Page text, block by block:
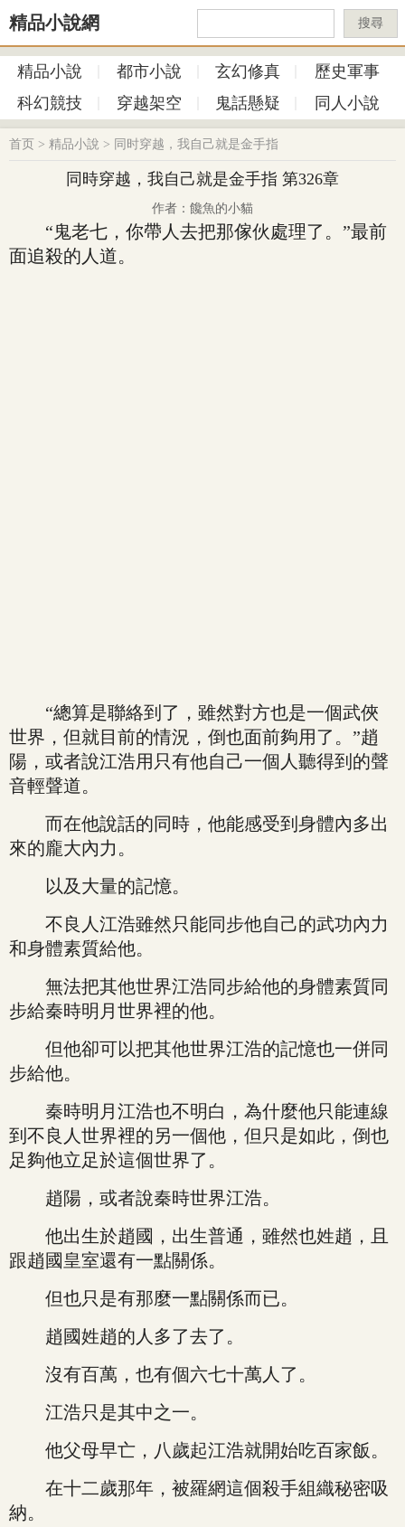
精品小說網 搜尋
精品小說 都市小說 玄幻修真
歷史軍事
科幻競技
穿越架空 鬼話懸疑 同人小說
首页 > 精品小說 > 同时穿越，我自己就是金手指
同時穿越，我自己就是金手指 第326章
作者：饞魚的小貓
“鬼老七，你帶人去把那傢伙處理了。”最前
面追殺的人道。
“總算是聯絡到了，雖然對方也是一個武俠
世界，但就目前的情況，倒也面前夠用了。”趙
陽，或者說江浩用只有他自己一個人聽得到的聲
音輕聲道。
而在他說話的同時，他能感受到身體內多出
來的龐大內力。
以及大量的記憶。
不良人江浩雖然只能同步他自己的武功內力
和身體素質給他。
無法把其他世界江浩同步給他的身體素質同
步給秦時明月世界裡的他。
但他卻可以把其他世界江浩的記憶也一併同
步給他。
秦時明月江浩也不明白，為什麼他只能連線
到不良人世界裡的另一個他，但只是如此，倒也
足夠他立足於這個世界了。
趙陽，或者說秦時世界江浩。
他出生於趙國，出生普通，雖然也姓趙，且
跟趙國皇室還有一點關係。
但也只是有那麼一點關係而已。
趙國姓趙的人多了去了。
沒有百萬，也有個六七十萬人了。
江浩只是其中之一。
他父母早亡，八歲起江浩就開始吃百家飯。
在十二歲那年，被羅網這個殺手組織秘密吸
納。